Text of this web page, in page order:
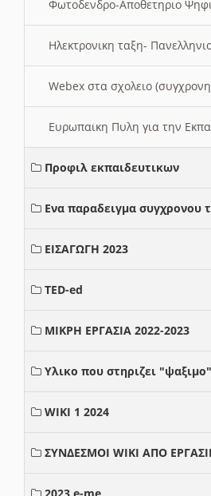
Φωτοδενδρο-Αποθετηριο
Ηλεκτρονικη ταξη-
Webex στα σχολειο
Ευρωπαικη Πυλη για την
Προφιλ εκπαιδευτικων
Ενα παραδειγμα συγχρονου
ΕΙΣΑΓΩΓΗ 2023
TED-ed
ΜΙΚΡΗ ΕΡΓΑΣΙΑ 2022-2023
Υλικο που στηριζει "ψαξιμο"
WIKI 1 2024
ΣΥΝΔΕΣΜΟΙ WIKI ΑΠΟ